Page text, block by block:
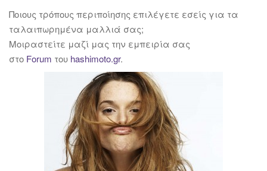
Ποιους τρόπους περιποίησης επιλέγετε εσείς για τα
ταλαιπωρημένα μαλλιά σας;
Μοιραστείτε μαζί μας την εμπειρία σας
στο Forum του hashimoto.gr.